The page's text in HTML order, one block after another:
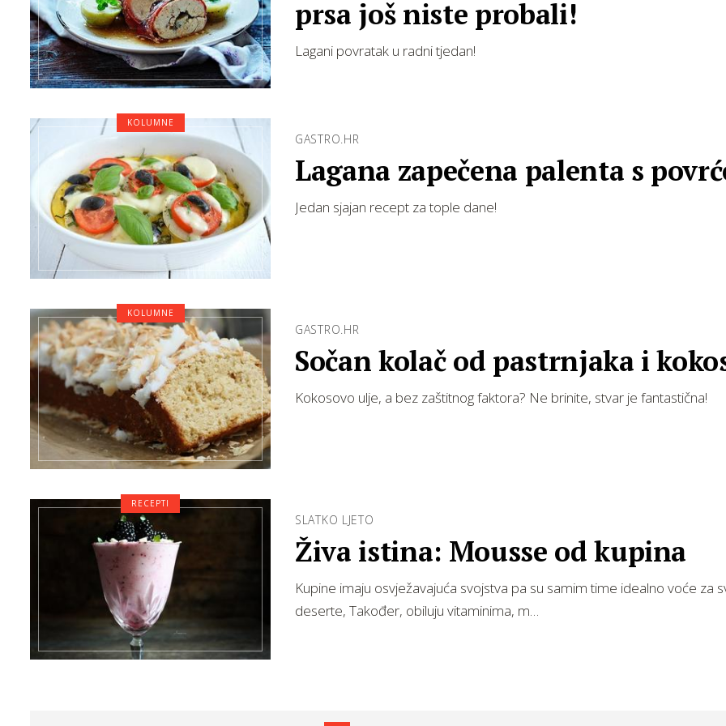
prsa još niste probali!
Lagani povratak u radni tjedan!
GASTRO.HR
Lagana zapečena palenta s
Jedan sjajan recept za tople dane!
KOLUMNE
GASTRO.HR
Sočan kolač od pastrnjaka i
Kokosovo ulje, a bez zaštitnog faktora? Ne brinite, stvar je fantastična!
KOLUMNE
SLATKO LJETO
Živa istina: Mousse od kupina
Kupine imaju osvježavajuća svojstva pa su samim time idealno voće za
deserte, Također, obiluju vitaminima, m…
RECEPTI